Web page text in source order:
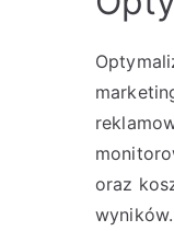
oraz
wyników.